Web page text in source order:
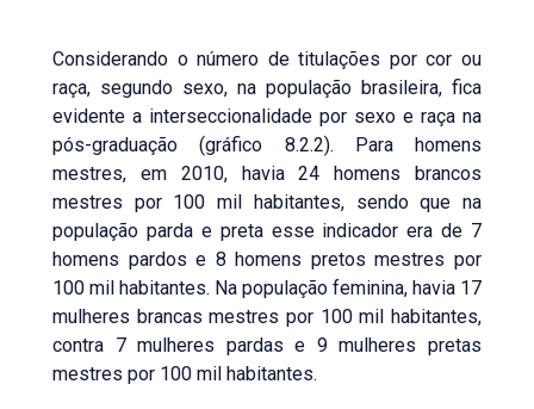
Considerando o número de titulações por cor ou
raça, segundo sexo, na população brasileira, fica
evidente a interseccionalidade por sexo e raça na
pós-graduação (gráfico 8.2.2). Para homens
mestres, em 2010, havia 24 homens brancos
mestres por 100 mil habitantes, sendo que na
população parda e preta esse indicador era de 7
homens pardos e 8 homens pretos mestres por
100 mil habitantes. Na população feminina, havia 17
mulheres brancas mestres por 100 mil habitantes,
contra 7 mulheres pardas e 9 mulheres pretas
mestres por 100 mil habitantes.